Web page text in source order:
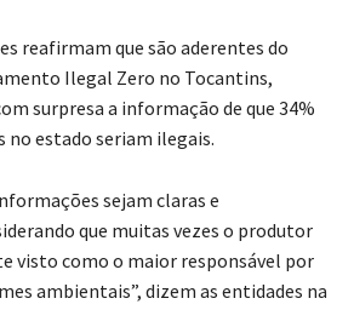
reafirmam que são aderentes do
Ilegal Zero no Tocantins,
surpresa a informação de que 34%
estado seriam ilegais.
sejam claras e
que muitas vezes o produtor
visto como o maior responsável por
ambientais”, dizem as entidades na